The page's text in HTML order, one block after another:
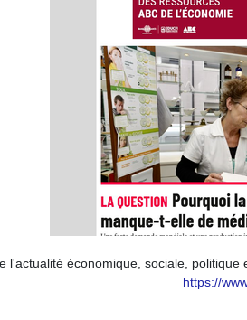
l'actualité économique, sociale,
https://